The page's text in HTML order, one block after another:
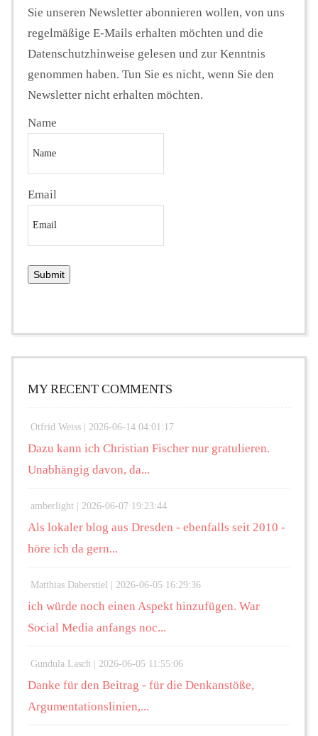
Sie unseren Newsletter abonnieren wollen, von uns
regelmäßige E-Mails erhalten möchten und die
Datenschutzhinweise gelesen und zur Kenntnis
genommen haben. Tun Sie es nicht, wenn Sie den
Newsletter nicht erhalten möchten.
Name
Email
MY RECENT COMMENTS
Otfrid Weiss | 2026-06-14 04:01:17
Dazu kann ich Christian Fischer nur gratulieren.
Unabhängig davon, da...
amberlight | 2026-06-07 19:23:44
Als lokaler blog aus Dresden - ebenfalls seit 2010 -
höre ich da gern...
Matthias Daberstiel | 2026-06-05 16:29:36
ich würde noch einen Aspekt hinzufügen. War
Social Media anfangs noc...
Gundula Lasch | 2026-06-05 11:55:06
Danke für den Beitrag - für die Denkanstöße,
Argumentationslinien,...